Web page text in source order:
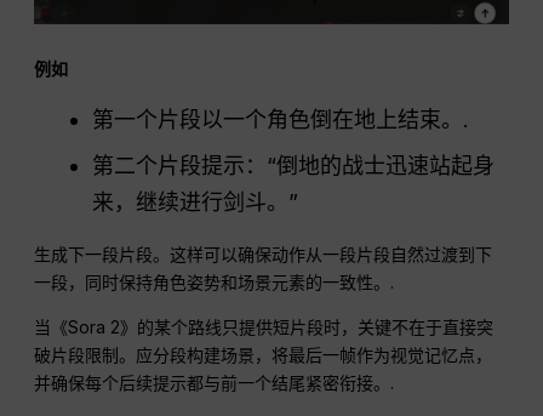
例如
第一个片段以一个角色倒在地上结束。.
第二个片段提示：“倒地的战士迅速站起身
来，继续进行剑斗。”
生成下一段片段。这样可以确保动作从一段片段自然过渡到下
一段，同时保持角色姿势和场景元素的一致性。.
当《Sora 2》的某个路线只提供短片段时，关键不在于直接突
破片段限制。应分段构建场景，将最后一帧作为视觉记忆点，
并确保每个后续提示都与前一个结尾紧密衔接。.